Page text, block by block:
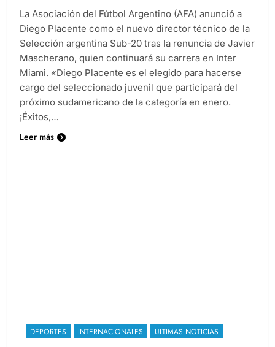
La Asociación del Fútbol Argentino (AFA) anunció a
Diego Placente como el nuevo director técnico de la
Selección argentina Sub-20 tras la renuncia de Javier
Mascherano, quien continuará su carrera en Inter
Miami. «Diego Placente es el elegido para hacerse
cargo del seleccionado juvenil que participará del
próximo sudamericano de la categoría en enero.
¡Éxitos,…
Leer más
DEPORTES INTERNACIONALES ULTIMAS NOTICIAS